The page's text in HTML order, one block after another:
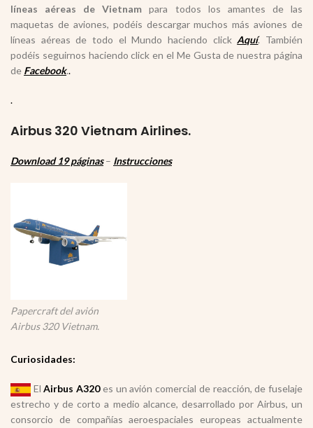
líneas aéreas de Vietnam para todos los amantes de las
maquetas de aviones, podéis descargar muchos más aviones de
líneas aéreas de todo el Mundo haciendo click Aquí. También
podéis seguirnos haciendo click en el Me Gusta de nuestra página
de Facebook..
.
Airbus 320 Vietnam Airlines.
Download 19 páginas– Instrucciones
Papercraft del avión
Airbus 320 Vietnam.
Curiosidades:
ElAirbus A320es un avión comercial de reacción, de fuselaje
estrecho y de corto a medio alcance, desarrollado por Airbus, un
consorcio de compañías aeroespaciales europeas actualmente